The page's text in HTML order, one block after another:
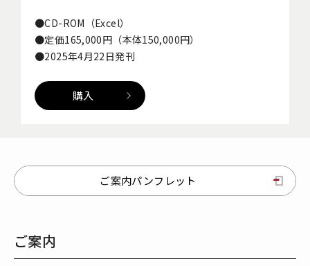
●CD-ROM（Excel）
●定価165,000円（本体150,000円）
●2025年4月22日発刊
購入
ご案内パンフレット
ご案内